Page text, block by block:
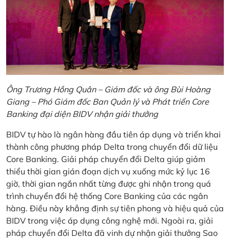
Ông Trương Hồng Quân – Giám đốc và ông Bùi Hoàng
Giang – Phó Giám đốc Ban Quản lý và Phát triển Core
Banking đại diện BIDV nhận giải thưởng
BIDV tự hào là ngân hàng đầu tiên áp dụng và triển khai
thành công phương pháp Delta trong chuyển đổi dữ liệu
Core Banking. Giải pháp chuyển đổi Delta giúp giảm
thiểu thời gian gián đoạn dịch vụ xuống mức kỷ lục 16
giờ, thời gian ngắn nhất từng được ghi nhận trong quá
trình chuyển đổi hệ thống Core Banking của các ngân
hàng. Điều này khẳng định sự tiên phong và hiệu quả của
BIDV trong việc áp dụng công nghệ mới. Ngoài ra, giải
pháp chuyển đổi Delta đã vinh dự nhận giải thưởng Sao